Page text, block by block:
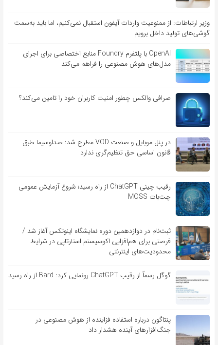
وزیر ارتباطات: از ممنوعیت واردات آیفون استقبال نمی‌کنیم، اما باید به‌سمت
گوشی‌های تولید داخل برویم
OpenAI با پلتفرم Foundry منابع اختصاصی برای اجرای
مدل‌های هوش مصنوعی را فراهم می‌کند
صرافی والکس چطور امنیت کاربران خود را تامین می‌کند؟
در پنل موبایل و صنعت VOD مطرح شد: صداوسیما طبق
قانون اساسی حق تنظیم‌گری ندارد
رقیب چینی ChatGPT از راه رسید؛ شروع آزمایش عمومی
چت‌بات MOSS
ثبت‌نام در دوازدهمین دوره نمایشگاه اینوتکس آغاز شد /
فرصتی برای هم‌افزایی اکوسیستم استارتاپی در شرایط
محدودیت‌های اینترنتی
گوگل رسماً از رقیب ChatGPT رونمایی کرد: Bard از راه رسید
پنتاگون درباره استفاده فزاینده از هوش مصنوعی در
جنگ‌افزارهای آینده هشدار داد